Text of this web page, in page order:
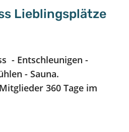
Lieblingsplätze
- Entschleunigen -
- Sauna.
360 Tage im